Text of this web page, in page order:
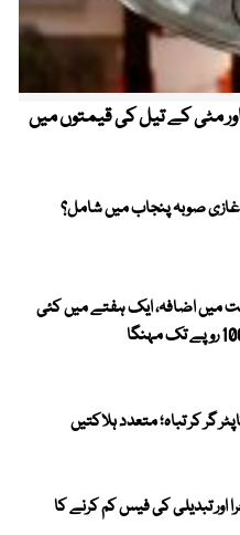
مٹی کے تیل کی قیمتوں میں
غازی صوبہ پنجاب میں شامل؟
میں اضافہ، ایک ہفتے میں کئی
اور تبدیلی کی فیس کم کرنے کا